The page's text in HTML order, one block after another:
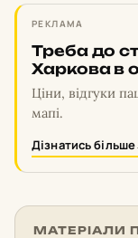
РЕКЛАМА
Треба до
Харкова в
Ціни, відгуки
мапі.
Дізнатись більше
МАТЕРІАЛИ